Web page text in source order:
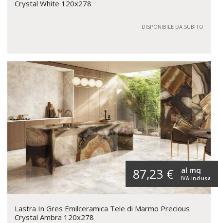
Crystal White 120x278
DISPONIBILE DA SUBITO
87,23 € IVA inclusa
al mq
Lastra In Gres Emilceramica Tele di Marmo Precious
Crystal Ambra 120x278